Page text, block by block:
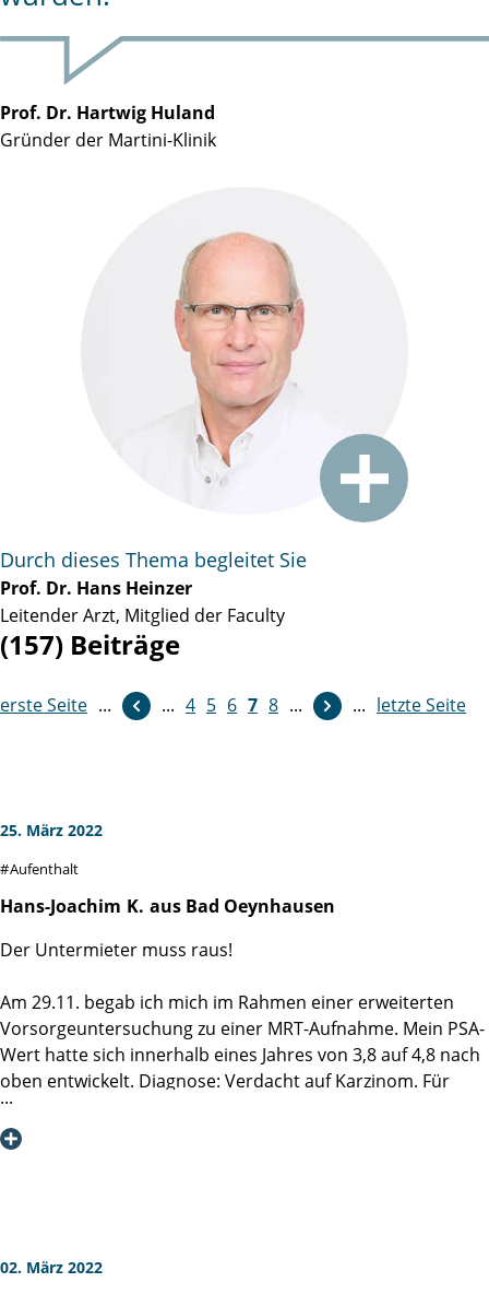
Prof. Dr. Hartwig Huland
Gründer der Martini-Klinik
Durch dieses Thema begleitet Sie
Prof. Dr. Hans Heinzer
Leitender Arzt, Mitglied der Faculty
(157) Beiträge
erste Seite ... ... 4 5 6 7 8 ...
weiter ... letzte Seite
25. März 2022
Aufenthalt
Hans-Joachim K. aus Bad Oeynhausen
Der Untermieter muss raus!
Am 29.11. begab ich mich im Rahmen einer erweiterten
Vorsorgeuntersuchung zu einer MRT-Aufnahme. Mein PSA-
Wert hatte sich innerhalb eines Jahres von 3,8 auf 4,8 nach
oben entwickelt. Diagnose: Verdacht auf Karzinom. Für
mich eine völlig überraschende und niederschmetternde
Erkenntnis, damit hatte ich nicht gerechnet. Nächste
ohne Vertrag.
02. März 2022